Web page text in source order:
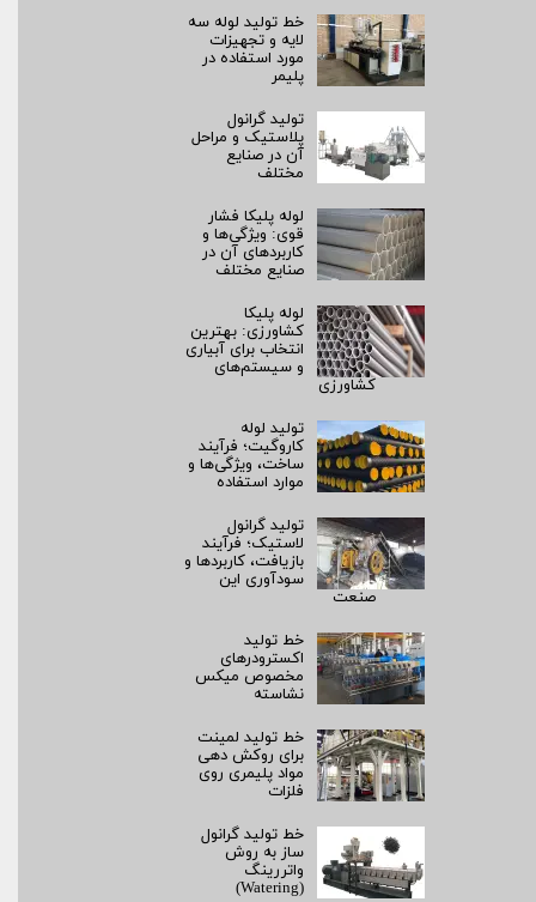
خط تولید لوله سه
لایه و تجهیزات
مورد استفاده در
پلیمر
تولید گرانول
پلاستیک و مراحل
آن در صنایع
مختلف
لوله پلیکا فشار
قوی: ویژگی‌ها و
کاربردهای آن در
صنایع مختلف
لوله پلیکا
کشاورزی: بهترین
انتخاب برای آبیاری
و سیستم‌های
کشاورزی
تولید لوله
کاروگیت؛ فرآیند
ساخت، ویژگی‌ها و
موارد استفاده
تولید گرانول
لاستیک؛ فرآیند
بازیافت، کاربردها و
سودآوری این
صنعت
خط تولید
اکسترودرهای
مخصوص میکس
نشاسته
خط تولید لمینت
برای روکش‌ دهی
مواد پلیمری روی
فلزات
خط تولید گرانول
ساز به روش
واتررینگ
(Watering)